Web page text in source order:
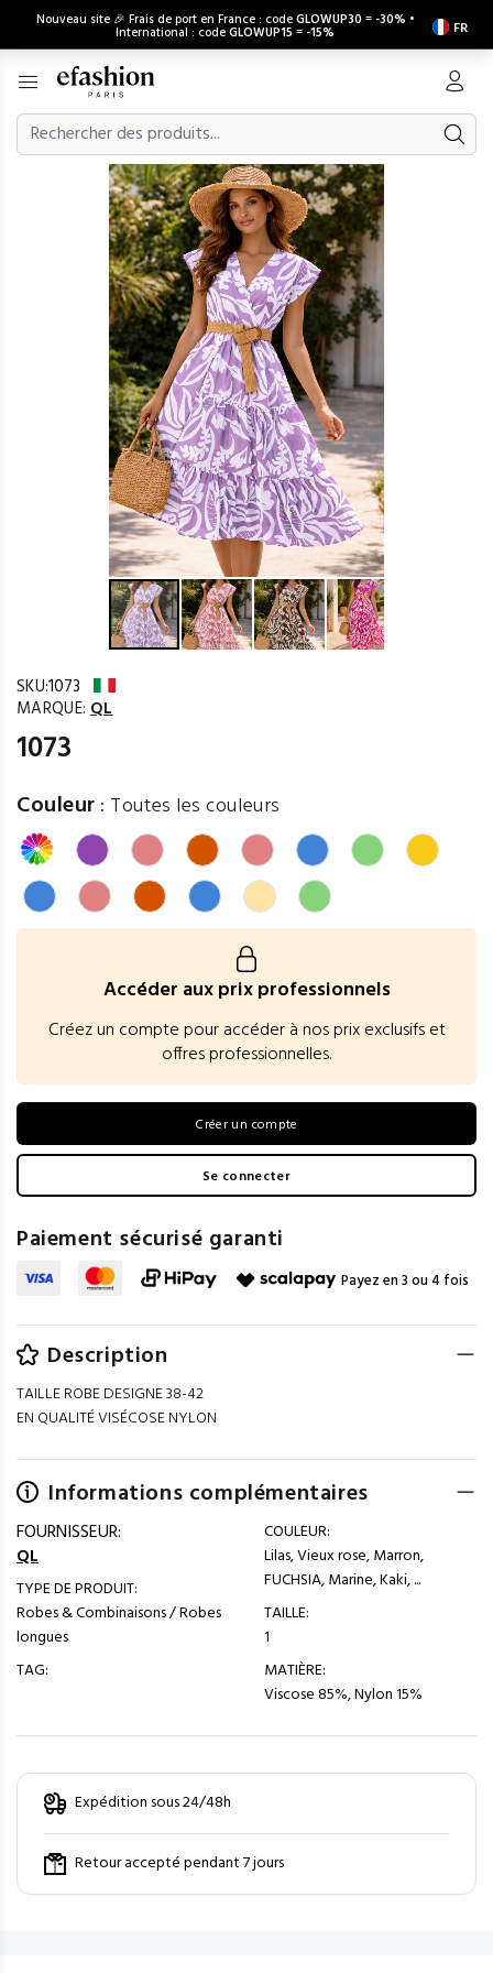
Nouveau site 🎉 Frais de port en France : codeGLOWUP30 = -30% •
International : codeGLOWUP15 = -15% FR
SKU:1073
MARQUE: QL
1073
Couleur : Toutes les couleurs
Accéder aux prix professionnels
Créez un compte pour accéder à nos prix exclusifs et
offres professionnelles.
Créer un compte
Se connecter
Paiement sécurisé garanti
Payez en 3 ou 4 fois
Description
TAILLE ROBE DESIGNE 38-42
EN QUALITÉ VISÉCOSE NYLON
Informations complémentaires
FOURNISSEUR:
QL
TYPE DE PRODUIT:
Robes & Combinaisons / Robes
longues
TAG:
COULEUR:
Lilas, Vieux rose, Marron,
FUCHSIA, Marine, Kaki, ...
TAILLE:
1
MATIÈRE:
Viscose 85%, Nylon 15%
Expédition sous 24/48h
Retour accepté pendant 7 jours